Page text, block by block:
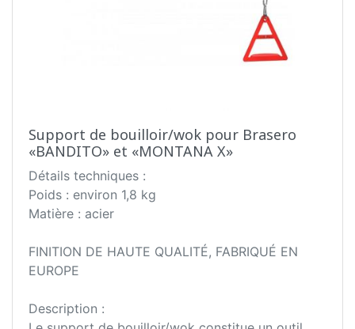
Support de bouilloir/wok pour Brasero
«BANDITO» et «MONTANA X»
Détails techniques :
Poids : environ 1,8 kg
Matière : acier
FINITION DE HAUTE QUALITÉ, FABRIQUÉ EN
EUROPE
Description :